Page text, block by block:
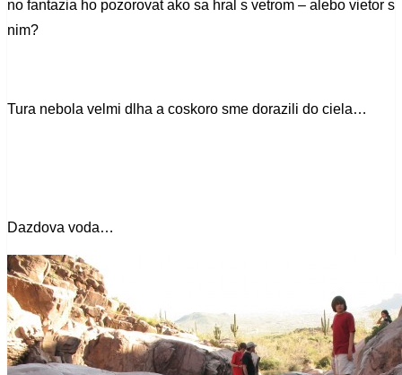
no fantazia ho pozorovat ako sa hral s vetrom – alebo vietor s
nim?
Tura nebola velmi dlha a coskoro sme dorazili do ciela…
Dazdova voda…